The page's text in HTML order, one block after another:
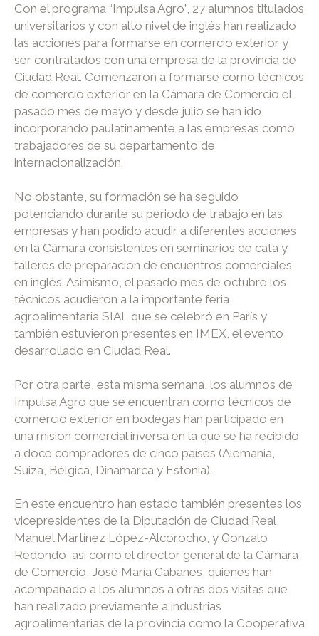
Con el programa “Impulsa Agro”, 27 alumnos titulados
universitarios y con alto nivel de inglés han realizado
las acciones para formarse en comercio exterior y
ser contratados con una empresa de la provincia de
Ciudad Real. Comenzaron a formarse como técnicos
de comercio exterior en la Cámara de Comercio el
pasado mes de mayo y desde julio se han ido
incorporando paulatinamente a las empresas como
trabajadores de su departamento de
internacionalización.
No obstante, su formación se ha seguido
potenciando durante su periodo de trabajo en las
empresas y han podido acudir a diferentes acciones
en la Cámara consistentes en seminarios de cata y
talleres de preparación de encuentros comerciales
en inglés. Asimismo, el pasado mes de octubre los
técnicos acudieron a la importante feria
agroalimentaria SIAL que se celebró en París y
también estuvieron presentes en IMEX, el evento
desarrollado en Ciudad Real.
Por otra parte, esta misma semana, los alumnos de
Impulsa Agro que se encuentran como técnicos de
comercio exterior en bodegas han participado en
una misión comercial inversa en la que se ha recibido
a doce compradores de cinco países (Alemania,
Suiza, Bélgica, Dinamarca y Estonia).
En este encuentro han estado también presentes los
vicepresidentes de la Diputación de Ciudad Real,
Manuel Martínez López-Alcorocho, y Gonzalo
Redondo, así como el director general de la Cámara
de Comercio, José María Cabanes, quienes han
acompañado a los alumnos a otras dos visitas que
han realizado previamente a industrias
agroalimentarias de la provincia como la Cooperativa